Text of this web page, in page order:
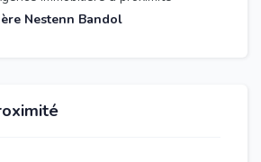
Nestenn Bandol